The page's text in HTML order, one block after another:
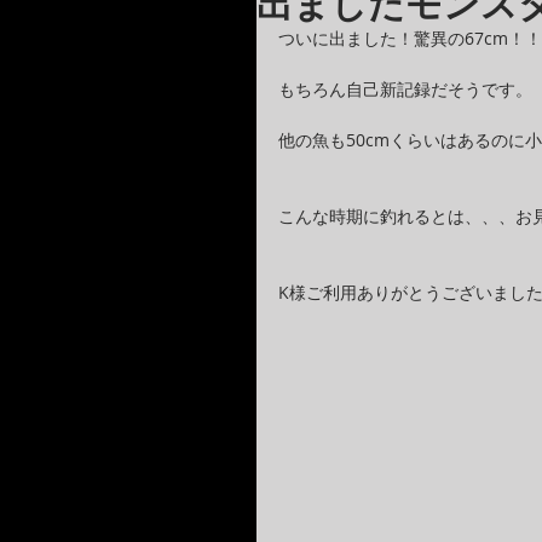
ついに出ました！驚異の67cm！！
もちろん自己新記録だそうです。
他の魚も50cmくらいはあるのに
こんな時期に釣れるとは、、、お
K様ご利用ありがとうございました